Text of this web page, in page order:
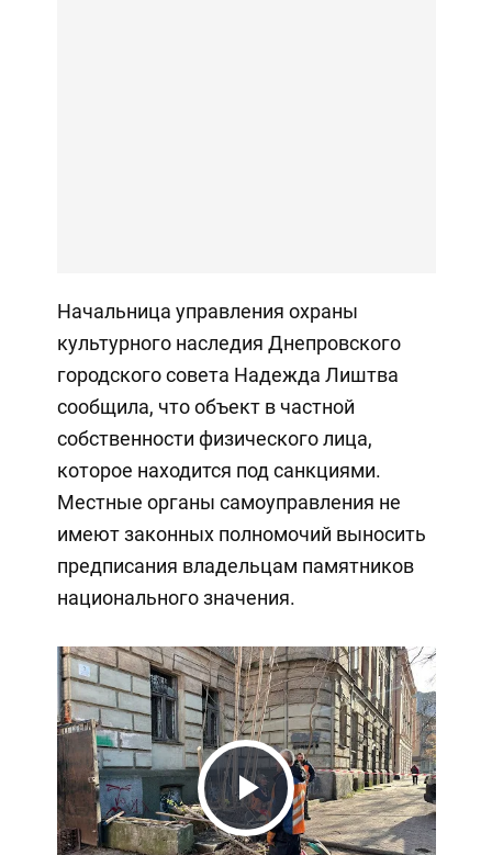
Начальница управления охраны
культурного наследия Днепровского
городского совета Надежда Лиштва
сообщила, что объект в частной
собственности физического лица,
которое находится под санкциями.
Местные органы самоуправления не
имеют законных полномочий выносить
предписания владельцам памятников
национального значения.
Play